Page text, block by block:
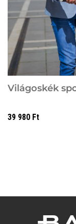
Világoskék
39 980 Ft